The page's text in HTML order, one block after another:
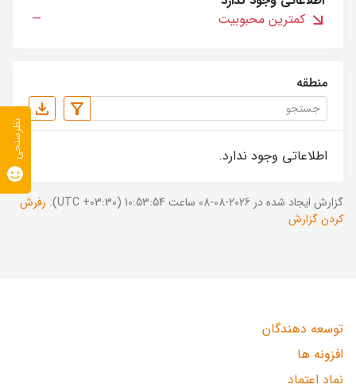
کمترین محبوبیت
—
منطقه
اطلاعاتی وجود ندارد.
گزارش ایجاد شده در 2026-08-08 ساعت 10:53:54 (UTC +03:30).
رفرش
کردن گزارش
توسعه دهندگان
افزونه ها
نماد اعتماد
نظرسنجی